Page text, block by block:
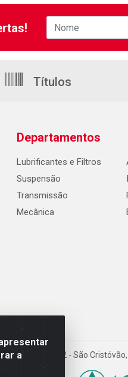
a
Títulos
Departamentos
Lubrificantes e Filtros
Suspensão
Transmissão
Mecânica
de Campos, 42 - São